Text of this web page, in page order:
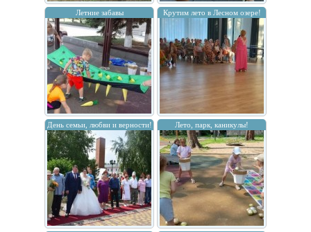
Летние забавы Крутим лето в Лесном озере!
День семьи, любви и верности! Лето, парк, каникулы!